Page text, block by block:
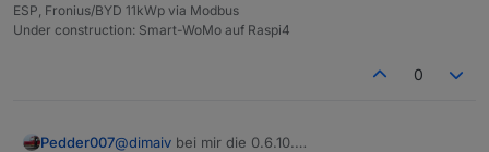
ESP, Fronius/BYD 11kWp via Modbus
Under construction: Smart-WoMo auf Raspi4
0
Pedder007@dimaiv bei mir die 0.6.10.